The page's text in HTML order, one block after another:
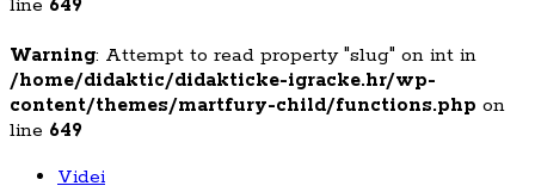
line 649
Warning: Attempt to read property "slug" on int in
/home/didaktic/didakticke-igracke.hr/wp-
content/themes/martfury-child/functions.php on
line 649
Videi